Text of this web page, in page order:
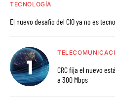
TECNOLOGÍA
El nuevo desafío del CIO ya no es
CRC fija el nuevo
a 300 Mbps